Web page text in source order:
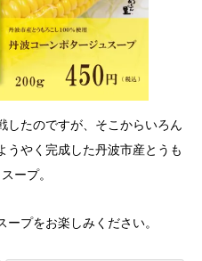
したのですが、そこからいろん
うやく完成した丹波市産とうも
ープ。
プをお楽しみください。